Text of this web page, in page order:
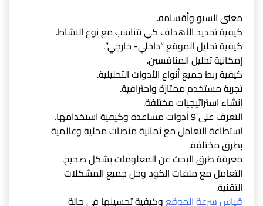
معنى السيو وأقسامه.
كيفية تحديد الأهداف كي تتناسب مع نوع النشاط.
كيفية تحليل الموقع “داخلي- خارجي”.
إمكانية تحليل المنافسين.
كيفية ربط جميع أنواع الأدوات التحليلية.
تجربة مستخدم ممتازة واحترافية.
إنشاء استراتيجيات مختلفة.
التعرف على 9 أدوات مساعدة وكيفية استخدامها.
استطاعة التعامل مع ثمانية منصات محلية وعالمية
بطرق مختلفة.
معرفة طرق البحث عن المعلومات بشكل صحيح.
التعامل مع ملفات الكود وحل جميع المشكلات
التقنية.
قياس سرعة الموقعوكيفية تحسينها في حالة